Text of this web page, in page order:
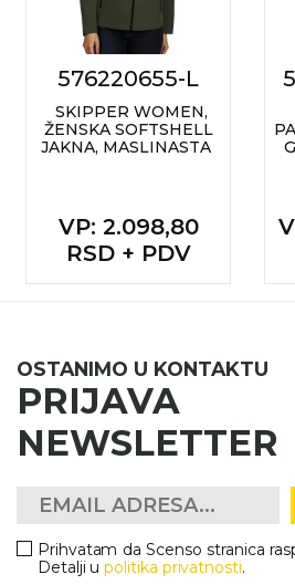
576220655-L
SKIPPER WOMEN,
ŽENSKA SOFTSHELL
JAKNA, MASLINASTA
VP: 2.098,80
RSD + PDV
OSTANIMO U KONTAKTU
NEWSLETTER
Prihvatam da Scenso stranica
Detalji upolitika privatnosti.